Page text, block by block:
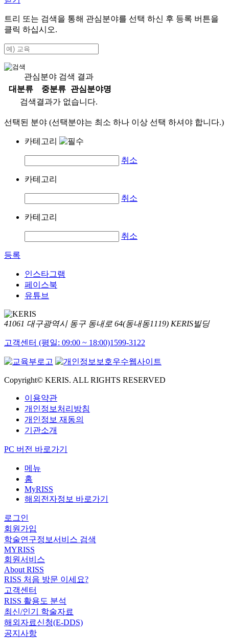
트리 또는 검색을 통해 관심분야를 선택 하신 후 등록 버튼을
클릭 하십시오.
관심분야 검색 결과
대분류
중분류
관심분야명
검색결과가 없습니다.
선택된 분야 (선택분야는 최소 하나 이상 선택 하셔야 합니다.)
카테고리
취소
카테고리
취소
카테고리
취소
등록
인스타그램
페이스북
유튜브
41061 대구광역시 동구 동내로 64(동내동1119) KERIS빌딩
고객센터 (평일: 09:00 ~ 18:00)1599-3122
Copyright© KERIS. ALL RIGHTS RESERVED
이용약관
개인정보처리방침
개인정보 재동의
기관소개
PC 버전 바로가기
메뉴
홈
MyRISS
해외전자정보 바로가기
로그인
회원가입
학술연구정보서비스 검색
MYRISS
회원서비스
About RISS
RISS 처음 방문 이세요?
고객센터
RISS 활용도 분석
최신/인기 학술자료
해외자료신청(E-DDS)
공지사항